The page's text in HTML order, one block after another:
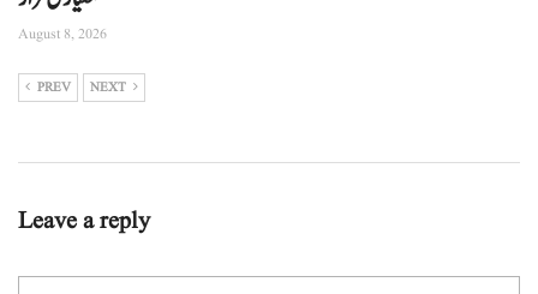
August 8, 2026
PREV NEXT
Leave a reply